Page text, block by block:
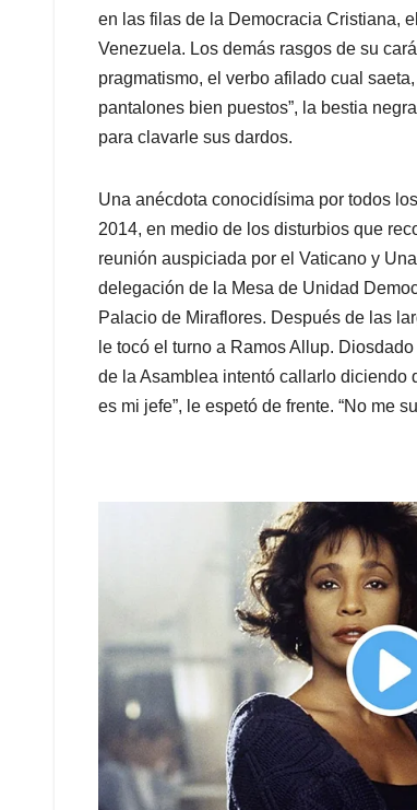
en las filas de la Democracia Cristiana,
Venezuela. Los demás rasgos de su
pragmatismo, el verbo afilado cual
pantalones bien puestos”, la bestia
para clavarle sus dardos.
Una anécdota conocidísima por todos
2014, en medio de los disturbios que
reunión auspiciada por el Vaticano y
delegación de la Mesa de Unidad
Palacio de Miraflores. Después de las
le tocó el turno a Ramos Allup.
de la Asamblea intentó callarlo diciendo
es mi jefe”, le espetó de frente. “No me